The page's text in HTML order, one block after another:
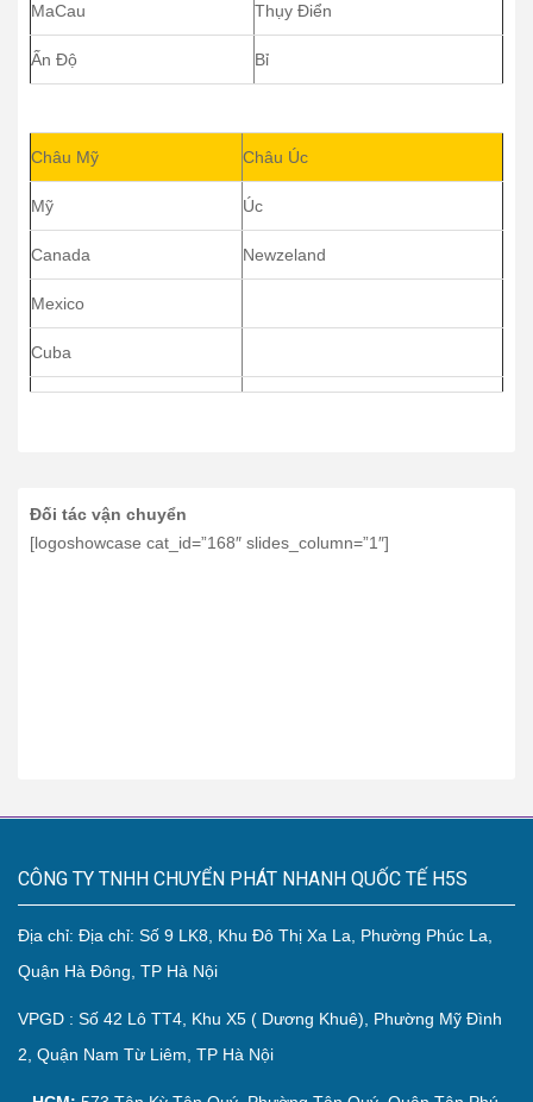
MaCau Thụy Điển
Ấn Độ Bỉ
Châu Mỹ Châu Úc
Mỹ Úc
Canada Newzeland
Mexico
Cuba
Đối tác vận chuyển
[logoshowcase cat_id=”168″ slides_column=”1″]
CÔNG TY TNHH CHUYỂN PHÁT NHANH QUỐC TẾ H5S
Địa chỉ: Địa chỉ: Số 9 LK8, Khu Đô Thị Xa La, Phường Phúc La,
Quận Hà Đông, TP Hà Nội
VPGD : Số 42 Lô TT4, Khu X5 ( Dương Khuê), Phường Mỹ Đình
2, Quận Nam Từ Liêm, TP Hà Nội